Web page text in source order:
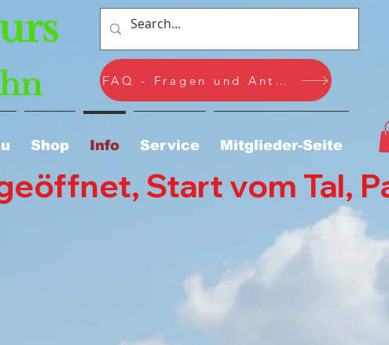
Shop Info Service Mitglieder-Seite
FAQ - Fragen und Antworten
Start vom Tal,